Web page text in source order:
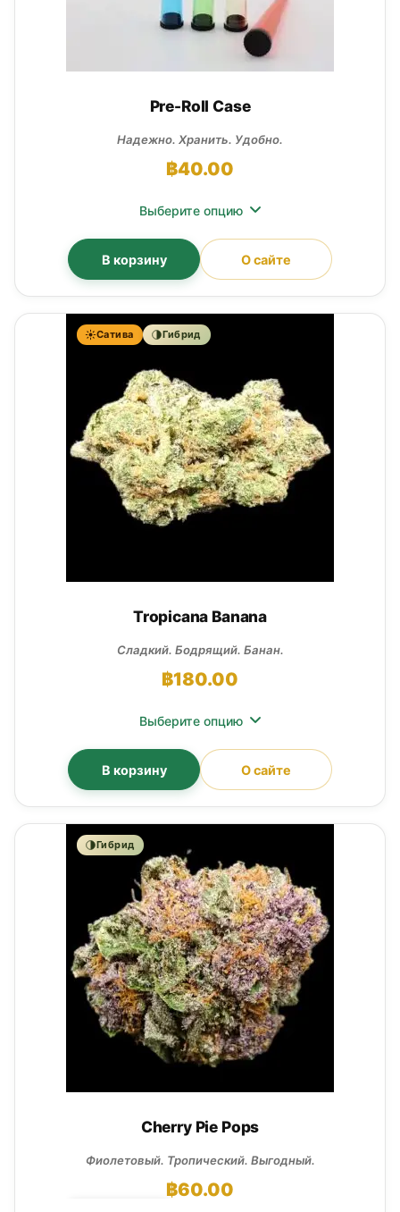
Pre-Roll Case
Надежно. Хранить. Удобно.
฿40.00
Выберите опцию
В корзину О сайте
Tropicana Banana
Сладкий. Бодрящий. Банан.
฿180.00
Сатива Гибрид
Выберите опцию
В корзину О сайте
Cherry Pie Pops
Фиолетовый. Тропический. Выгодный.
฿60.00
Гибрид